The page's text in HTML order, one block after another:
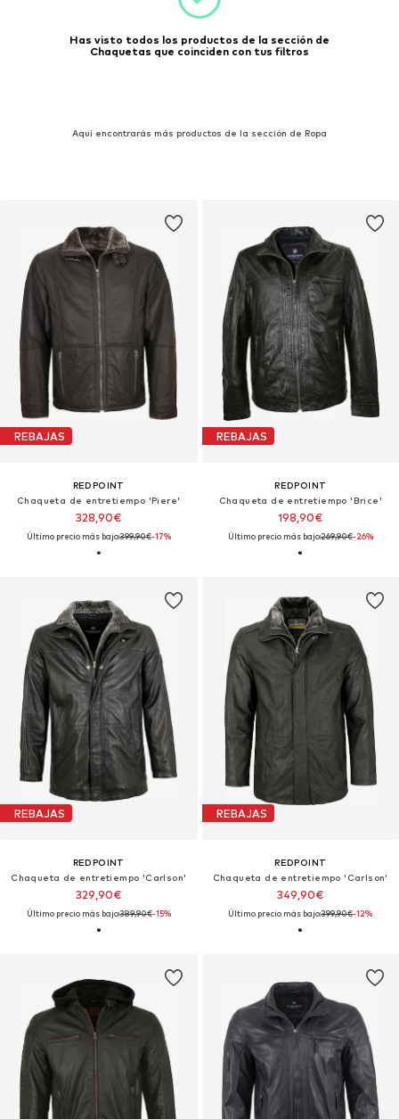
Has visto todos los productos de la sección de
Chaquetas que coinciden con tus filtros
Aquí encontrarás más productos de la sección de Ropa
REBAJAS
REDPOINT
Chaqueta de entretiempo 'Piere'
328,90€
Último precio más bajo:399,90€-17%
REBAJAS
REDPOINT
Chaqueta de entretiempo 'Brice'
198,90€
Último precio más bajo:269,90€-26%
REBAJAS
REDPOINT
Chaqueta de entretiempo 'Carlson'
329,90€
Último precio más bajo:389,90€-15%
REBAJAS
REDPOINT
Chaqueta de entretiempo 'Carlson'
349,90€
Último precio más bajo:399,90€-12%